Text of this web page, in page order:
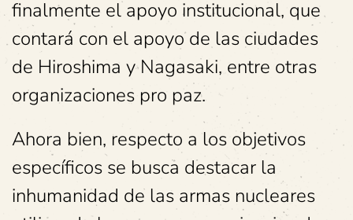
finalmente el apoyo institucional, que
contará con el apoyo de las ciudades
de Hiroshima y Nagasaki, entre otras
organizaciones pro paz.
Ahora bien, respecto a los objetivos
específicos se busca destacar la
inhumanidad de las armas nucleares